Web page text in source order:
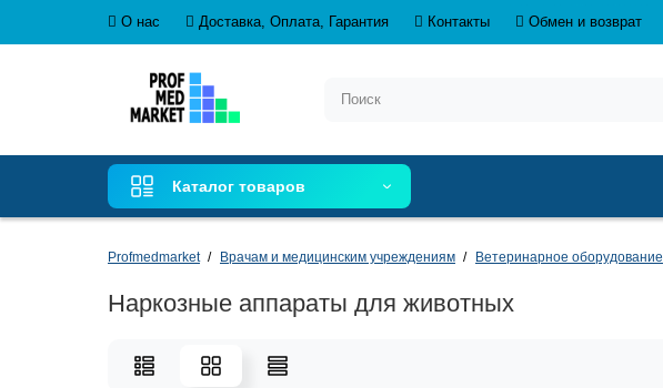
О нас Доставка, Оплата, Гарантия Контакты Обмен и возврат
Каталог товаров
Profmedmarket Врачам и медицинским учреждениям Ветеринарное оборудование
Наркозные аппараты для животных